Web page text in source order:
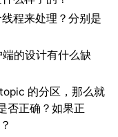
程来处理？分别是
的设计有什么缺
的分区，那么就
否正确？如果正